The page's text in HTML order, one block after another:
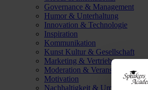
Governance & Management
Humor & Unterhaltung
Innovation & Technologie
Inspiration
Kommunikation
Kunst Kultur & Gesellschaft
Marketing & Vertrieb
Moderation &
Motivation
Nachhaltigkeit & Umwelt